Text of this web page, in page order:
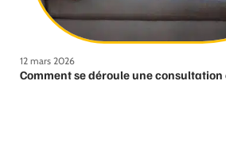
12 mars 2026
Comment se déroule une